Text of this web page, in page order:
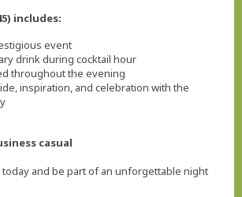
includes:
event
drink during cocktail hour
throughout the evening
inspiration, and celebration with the
casual
today and be part of an unforgettable night